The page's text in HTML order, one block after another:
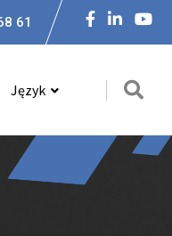
61
Język